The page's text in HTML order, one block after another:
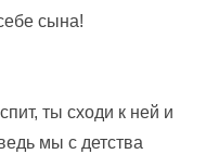
сына!
ты сходи к ней и
мы с детства